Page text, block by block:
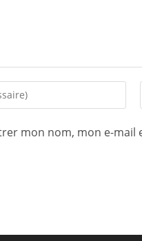
mon nom, mon e-